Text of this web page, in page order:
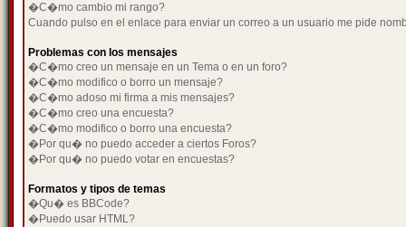
�C�mo cambio mi rango?
Cuando pulso en el enlace para enviar un correo a un usuario me pide
Problemas con los mensajes
�C�mo creo un mensaje en un Tema o en un foro?
�C�mo modifico o borro un mensaje?
�C�mo adoso mi firma a mis mensajes?
�C�mo creo una encuesta?
�C�mo modifico o borro una encuesta?
�Por qu� no puedo acceder a ciertos Foros?
�Por qu� no puedo votar en encuestas?
Formatos y tipos de temas
�Qu� es BBCode?
�Puedo usar HTML?